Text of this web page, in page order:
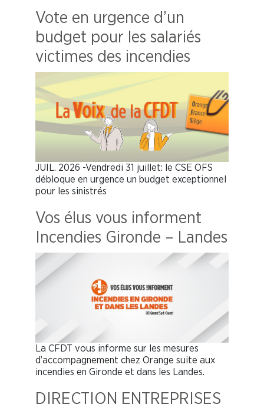
Vote en urgence d’un
budget pour les salariés
victimes des incendies
JUIL. 2026 -Vendredi 31 juillet: le CSE OFS
débloque en urgence un budget exceptionnel
pour les sinistrés
Vos élus vous informent
Incendies Gironde – Landes
La CFDT vous informe sur les mesures
d’accompagnement chez Orange suite aux
incendies en Gironde et dans les Landes.
DIRECTION ENTREPRISES